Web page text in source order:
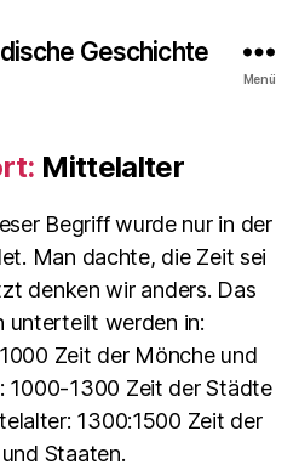
Geschichte
Menü
Mittelalter
Begriff wurde nur in der
Man dachte, die Zeit sei
denken wir anders. Das
unterteilt werden in:
Zeit der Mönche und
1000-1300 Zeit der Städte
1300:1500 Zeit der
Staaten.